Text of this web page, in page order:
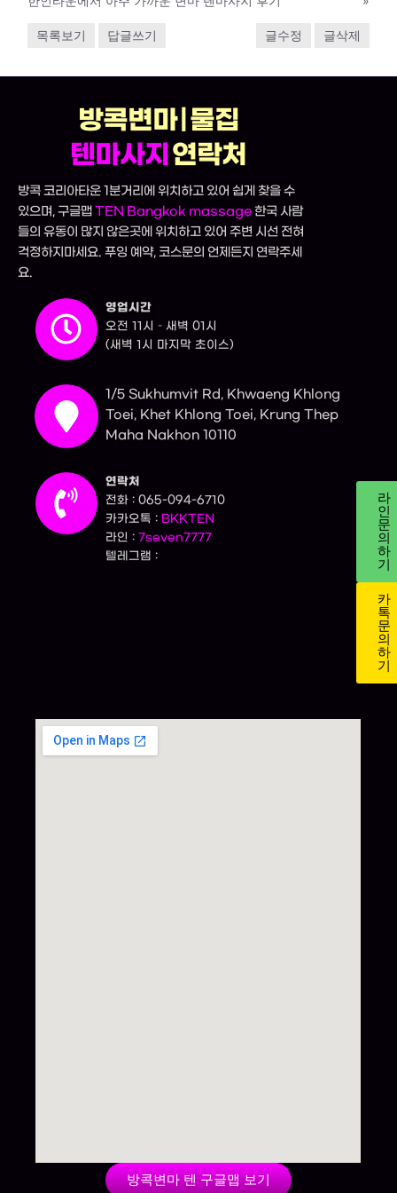
목록보기 답글쓰기 글수정 글삭제
방콕변마 | 물집
텐마사지 연락처
방콕 코리아타운 1분거리에 위치하고 있어 쉽게 찾을 수
있으며, 구글맵 TEN Bangkok massage 한국 사람
들의 유동이 많지 않은곳에 위치하고 있어 주변 시선 전혀
걱정하지마세요. 푸잉 예약, 코스문의 언제든지 연락주세
요.
영업시간
오전 11시 – 새벽 01시
(새벽 1시 마지막 초이스)
1/5 Sukhumvit Rd, Khwaeng Khlong
Toei, Khet Khlong Toei, Krung Thep
Maha Nakhon 10110
연락처
전화 : 065-094-6710
카카오톡 : BKKTEN
라인 :7seven7777
텔레그램 :
라
인
문
의
하
기
카
톡
문
의
하
기
방콕변마 텐 구글맵 보기